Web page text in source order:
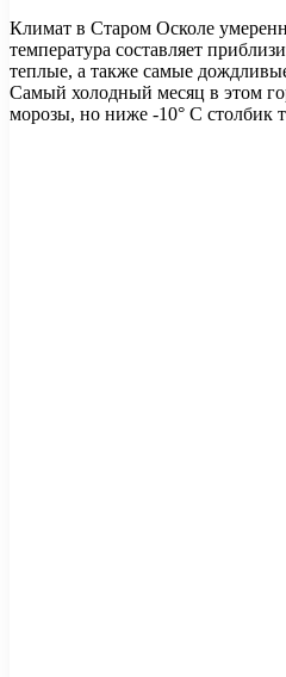
Климат в Старом Осколе
температура составляет
теплые, а также самые
Самый холодный месяц в этом
морозы, но ниже -10° C столбик